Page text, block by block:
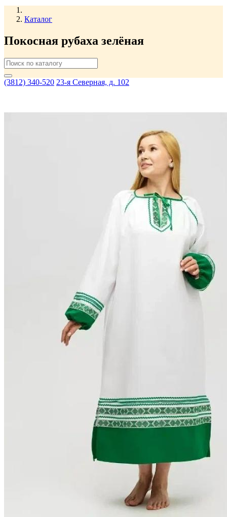
Каталог
Покосная рубаха зелёная
(3812) 340-520 23-я Северная, д. 102